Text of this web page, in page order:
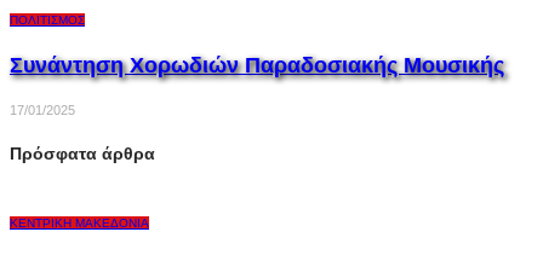
ΠΟΛΙΤΙΣΜΌΣ
Συνάντηση Χορωδιών Παραδοσιακής Μουσικής
17/01/2025
Πρόσφατα άρθρα
ΚΕΝΤΡΙΚΉ ΜΑΚΕΔΟΝΊΑ